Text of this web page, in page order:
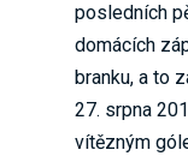
posledních
domácích
branku, a to
27. srpna
vítězným